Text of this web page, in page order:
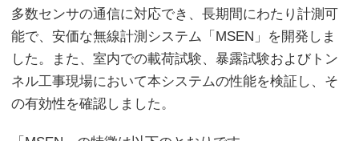
多数センサの通信に対応でき、長期間にわたり計測可
能で、安価な無線計測システム「MSEN」を開発しま
した。また、室内での載荷試験、暴露試験およびトン
ネル工事現場において本システムの性能を検証し、そ
の有効性を確認しました。